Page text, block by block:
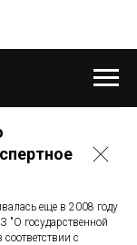
еще в 2008 году
"О государственной
с